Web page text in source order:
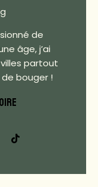
de
âge, j’ai
partout
bouger !